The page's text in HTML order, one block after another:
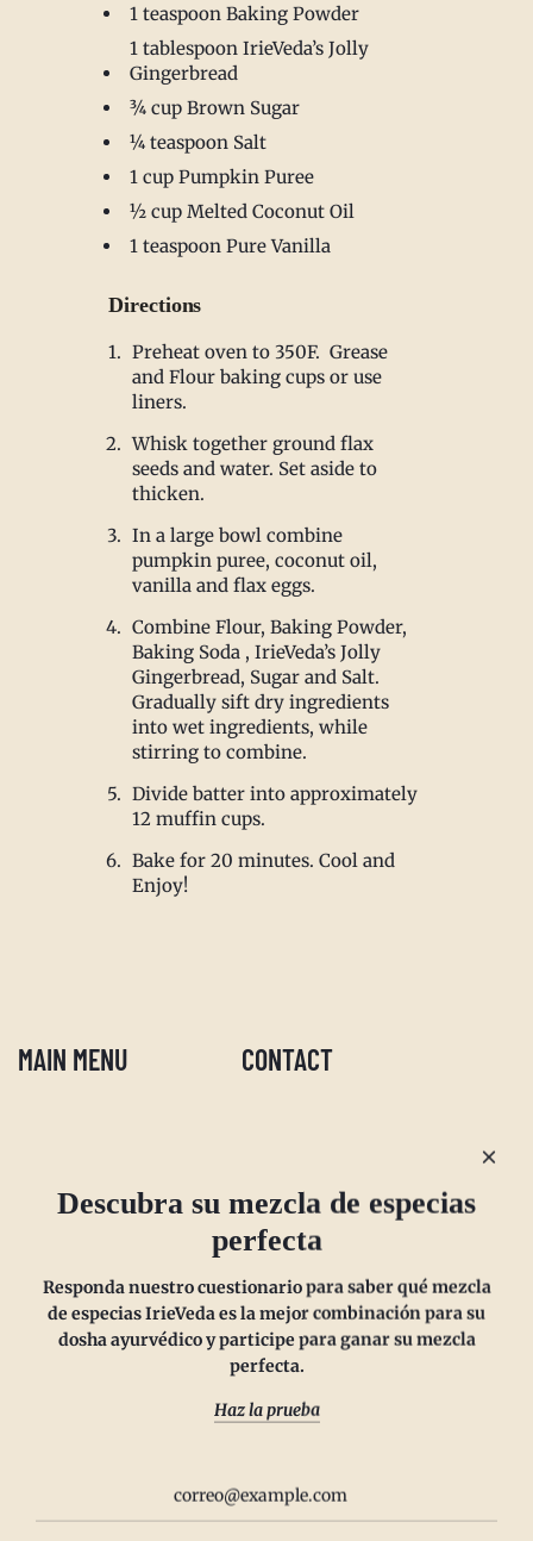
1 teaspoon Baking Powder
1 tablespoon IrieVeda’s Jolly
Gingerbread
¾ cup Brown Sugar
¼ teaspoon Salt
1 cup Pumpkin Puree
½ cup Melted Coconut Oil
1 teaspoon Pure Vanilla
Directions
Preheat oven to 350F. Grease
and Flour baking cups or use
liners.
Whisk together ground flax
seeds and water. Set aside to
thicken.
In a large bowl combine
pumpkin puree, coconut oil,
vanilla and flax eggs.
Combine Flour, Baking Powder,
Baking Soda , IrieVeda’s Jolly
Gingerbread, Sugar and Salt.
Gradually sift dry ingredients
into wet ingredients, while
stirring to combine.
Divide batter into approximately
12 muffin cups.
Bake for 20 minutes. Cool and
Enjoy!
IrieVeda creates a safe space for everyone to exist at the table. Our
spice blends are made in a dedicated facility to be top 23 Allergen
MAIN MENU
Política de devoluciones
Política de privacidad
Suscríbete y ahorra
Wholesale
CONTACT
Visit Us at our West Chester,
PA location:
831 Lincoln Avenue #D10
West Chester, PA 19380
Responda nuestro cuestionario para saber qué mezcla
de especias IrieVeda es la mejor combinación para su
perfecta.
Haz la prueba